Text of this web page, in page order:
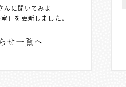
んに聞いてみよ
」を更新しました。
せ一覧へ